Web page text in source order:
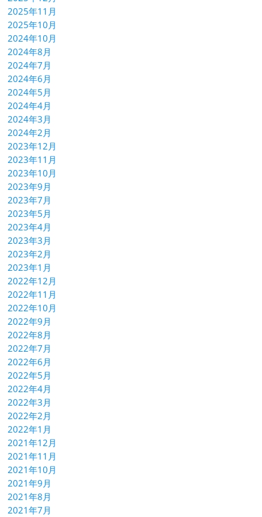
2025年11月
2025年10月
2024年10月
2024年8月
2024年7月
2024年6月
2024年5月
2024年4月
2024年3月
2024年2月
2023年12月
2023年11月
2023年10月
2023年9月
2023年7月
2023年5月
2023年4月
2023年3月
2023年2月
2023年1月
2022年12月
2022年11月
2022年10月
2022年9月
2022年8月
2022年7月
2022年6月
2022年5月
2022年4月
2022年3月
2022年2月
2022年1月
2021年12月
2021年11月
2021年10月
2021年9月
2021年8月
2021年7月